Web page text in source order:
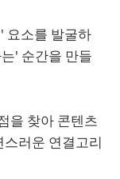
요소를 발굴하
' 순간을 만들
을 찾아 콘텐츠
러운 연결고리